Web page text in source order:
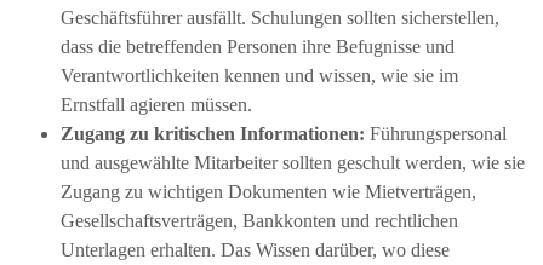
Geschäftsführer ausfällt. Schulungen sollten sicherstellen,
dass die betreffenden Personen ihre Befugnisse und
Verantwortlichkeiten kennen und wissen, wie sie im
Ernstfall agieren müssen.
Zugang zu kritischen Informationen: Führungspersonal
und ausgewählte Mitarbeiter sollten geschult werden, wie sie
Zugang zu wichtigen Dokumenten wie Mietverträgen,
Gesellschaftsverträgen, Bankkonten und rechtlichen
Unterlagen erhalten. Das Wissen darüber, wo diese